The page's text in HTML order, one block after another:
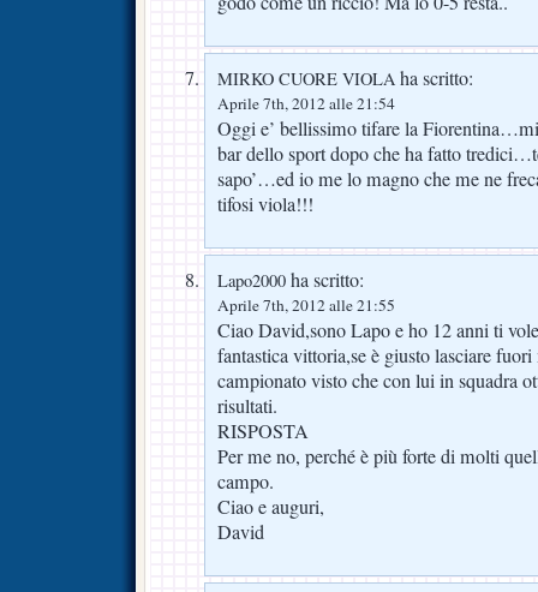
MIRKO CUORE VIOLA ha scritto:
Aprile 7th, 2012 alle 21:54
Oggi e’ bellissimo tifare la
bar dello sport dopo che ha fatto
sapo’…ed io me lo magno che me ne
tifosi viola!!!
Lapo2000 ha scritto:
Aprile 7th, 2012 alle 21:55
Ciao David,sono Lapo e ho 12 anni ti
fantastica vittoria,se è giusto lasciare
campionato visto che con lui in squadra
risultati.
RISPOSTA
Per me no, perché è più forte di molti
campo.
Ciao e auguri,
David